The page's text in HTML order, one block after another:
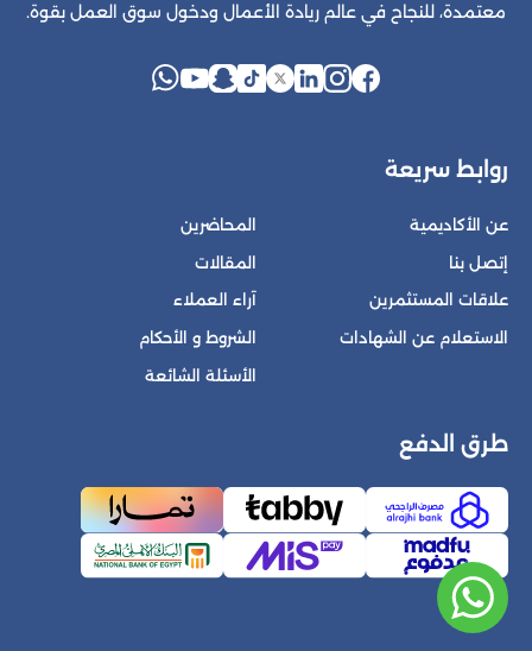
معتمدة، للنجاح في عالم ريادة الأعمال ودخول سوق العمل بقوة.
روابط سريعة
عن الأكاديمية
إتصل بنا
علاقات المستثمرين
الاستعلام عن الشهادات
المحاضرين
المقالات
آراء العملاء
الشروط و الأحكام
الأسئلة الشائعة
طرق الدفع